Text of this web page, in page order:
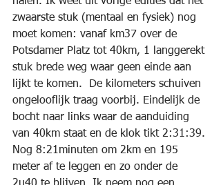
zwaarste stuk (mentaal en fysiek) nog
moet komen: vanaf km37 over de
Potsdamer Platz tot 40km, 1 langgerekt
stuk brede weg waar geen einde aan
lijkt te komen.  De kilometers schuiven
ongelooflijk traag voorbij. Eindelijk de
bocht naar links waar de aanduiding
van 40km staat en de klok tikt 2:31:39.
Nog 8:21minuten om 2km en 195
meter af te leggen en zo onder de